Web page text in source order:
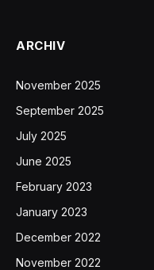
ARCHIV
November 2025
September 2025
July 2025
June 2025
February 2023
January 2023
December 2022
November 2022